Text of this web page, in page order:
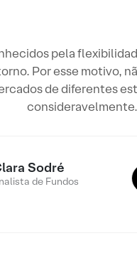
pela
Por esse motivo,
de diferentes
Sodré
de Fundos